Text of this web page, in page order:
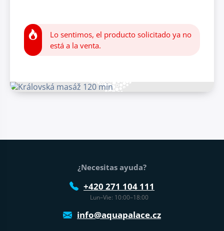
Lo sentimos, el producto solicitado ya no
está a la venta.
Pie de página
¿Necesitas ayuda?
+420 271 104 111
Lun–Vie: 10:00–18:00
info@aquapalace.cz